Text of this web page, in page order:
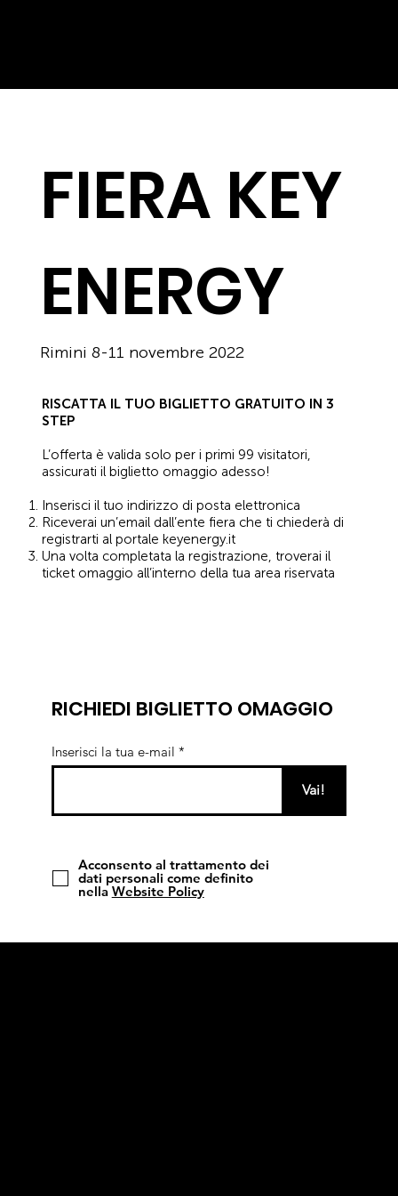
RICHIEDI BIGLIETTO OMAGGIO
Inserisci la tua e-mail
Vai!
Acconsento al trattamento dei
dati personali come definito
nella Website Policy
FIERA KEY
ENERGY
Rimini 8-11 novembre 2022
RISCATTA IL TUO BIGLIETTO GRATUITO IN 3
STEP
L’offerta è valida solo per i primi 99 visitatori,
assicurati il biglietto omaggio adesso!
Inserisci il tuo indirizzo di posta elettronica
Riceverai un’email dall’ente fiera che ti chiederà di
registrarti al portale keyenergy.it
Una volta completata la registrazione, troverai il
ticket omaggio all’interno della tua area riservata